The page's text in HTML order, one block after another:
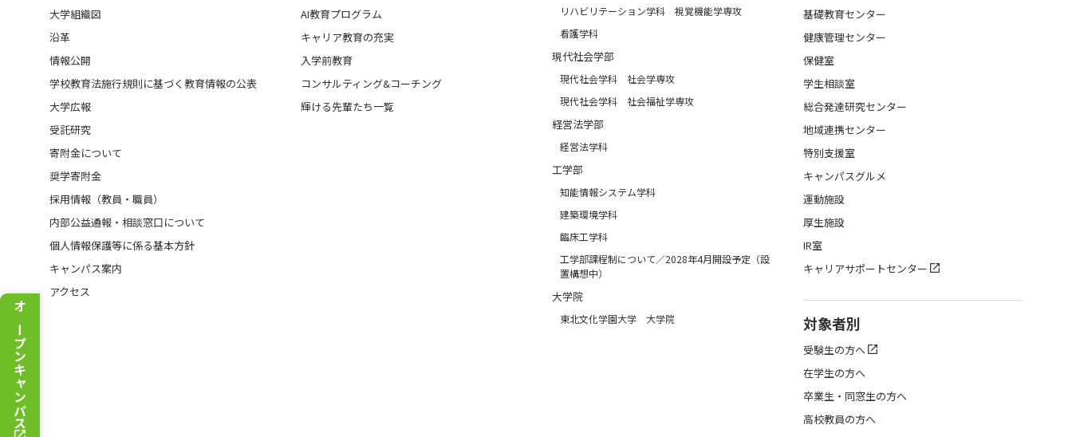
オープンキャンパス
大学組織図
沿革
情報公開
学校教育法施行規則に基づく教育情報の公表
大学広報
受託研究
寄附金について
奨学寄附金
採用情報（教員・職員）
内部公益通報・相談窓口について
個人情報保護等に係る基本方針
キャンパス案内
アクセス
AI教育プログラム
キャリア教育の充実
入学前教育
コンサルティング&コーチング
輝ける先輩たち一覧
リハビリテーション学科 視覚機能学専攻
看護学科
現代社会学部
現代社会学科 社会学専攻
現代社会学科 社会福祉学専攻
経営法学部
経営法学科
工学部
知能情報システム学科
建築環境学科
臨床工学科
工学部課程制について／2028年4月開設予定（設
置構想中）
大学院
東北文化学園大学 大学院
基礎教育センター
健康管理センター
保健室
学生相談室
総合発達研究センター
地域連携センター
特別支援室
キャンパスグルメ
運動施設
厚生施設
IR室
キャリアサポートセンター
対象者別
受験生の方へ
在学生の方へ
卒業生・同窓生の方へ
高校教員の方へ